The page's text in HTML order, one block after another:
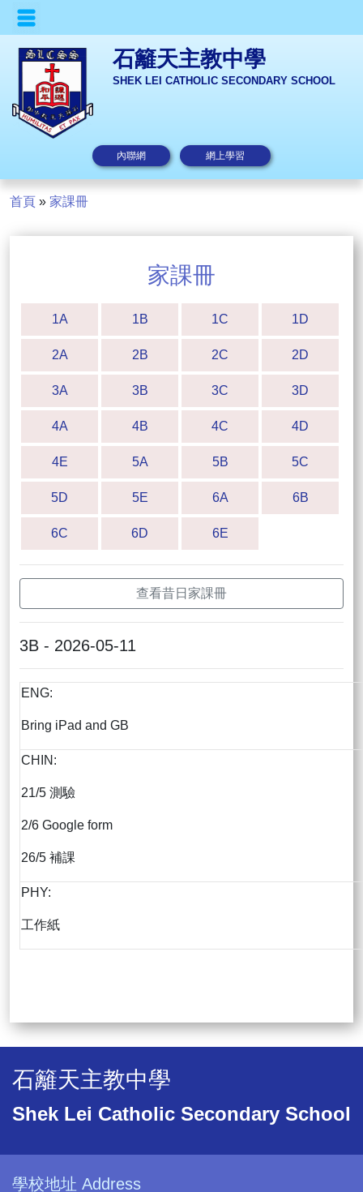
石籬天主教中學
SHEK LEI CATHOLIC SECONDARY SCHOOL
內聯網 網上學習
首頁 » 家課冊
家課冊
1A 1B 1C 1D
2A 2B 2C 2D
3A 3B 3C 3D
4A 4B 4C 4D
4E 5A 5B 5C
5D 5E 6A 6B
6C 6D 6E
查看昔日家課冊
3B - 2026-05-11
ENG:
Bring iPad and GB
CHIN:
21/5 測驗
2/6 Google form
26/5 補課
PHY:
工作紙
石籬天主教中學
Shek Lei Catholic Secondary School
學校地址 Address